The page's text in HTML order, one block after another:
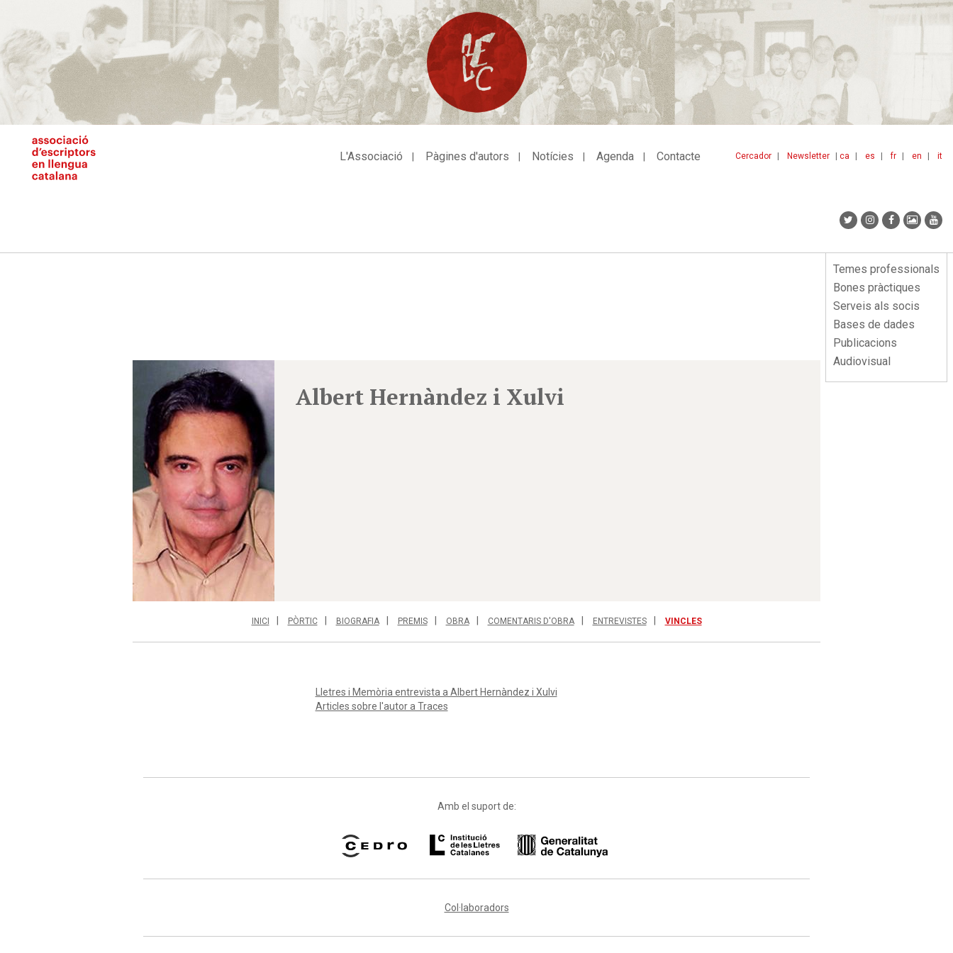
contingut
ca es fr en it
Cercador Newsletter
L'Associació Pàgines d'autors Notícies Agenda Contacte
Menu
lateral
Temes professionals
Bones pràctiques
Serveis als socis
Bases de dades
Publicacions
Audiovisual
Albert Hernàndez i Xulvi
INICI PÒRTIC BIOGRAFIA PREMIS OBRA COMENTARIS D'OBRA ENTREVISTES VINCLES
Lletres i Memòria entrevista a Albert Hernàndez i Xulvi
Articles sobre l'autor a Traces
Amb el suport de:
Col·laboradors